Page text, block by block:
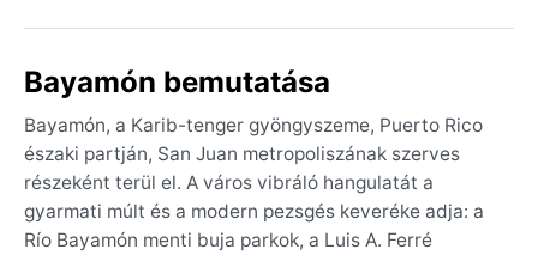
Bayamón bemutatása
Bayamón, a Karib-tenger gyöngyszeme, Puerto Rico
északi partján, San Juan metropoliszának szerves
részeként terül el. A város vibráló hangulatát a
gyarmati múlt és a modern pezsgés keveréke adja: a
Río Bayamón menti buja parkok, a Luis A. Ferré